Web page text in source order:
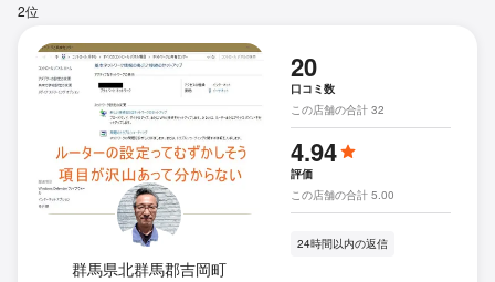
2位
群馬県北群馬郡吉岡町
20
口コミ数
この店舗の合計 32
4.94
評価
この店舗の合計 5.00
24時間以内の返信